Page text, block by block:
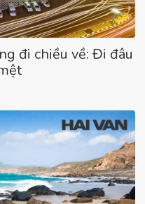
đi chiều về: Đi đâu